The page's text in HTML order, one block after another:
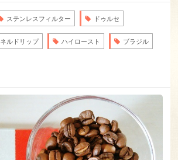
ステンレスフィルター ドゥルセ
ネルドリップ ハイロースト ブラジル